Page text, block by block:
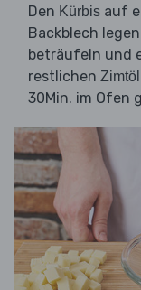
Den Kürbis auf
Backblech
beträufeln und
restlichen Zimtöl
30Min. im Ofen